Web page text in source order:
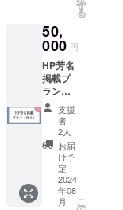
上げま
す。 ・
新会館
クリア
ファイ
ルセッ
ト 3枚
1セット
（A４サ
イズ）
・個人
芳名掲
載 磐田
商工会
議所の
す
る
50,
000 円
HP芳名
掲載プ
ラン（※
法人
名・屋
号を掲
載ご希
望の
方） 磐
田商工
会議所
のホー
支援
者：
2人
お届
け予
定：
2024
年08
月
こ